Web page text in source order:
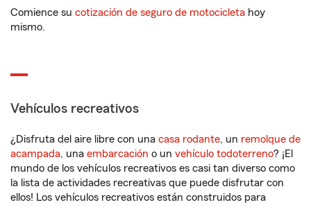
Comience su cotización de seguro de motocicleta hoy
mismo.
Vehículos recreativos
¿Disfruta del aire libre con una casa rodante, un remolque de
acampada, una embarcación o un vehículo todoterreno? ¡El
mundo de los vehículos recreativos es casi tan diverso como
la lista de actividades recreativas que puede disfrutar con
ellos! Los vehículos recreativos están construidos para